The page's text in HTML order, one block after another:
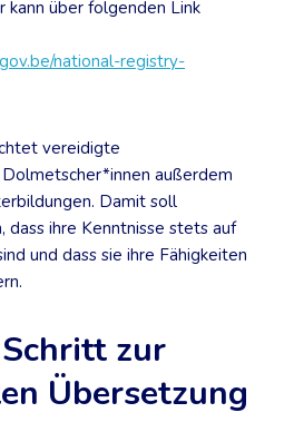
kann über folgenden Link
national-registry-
vereidigte
außerdem
Damit soll
ihre Kenntnisse stets auf
und dass sie ihre Fähigkeiten
zur
Übersetzung